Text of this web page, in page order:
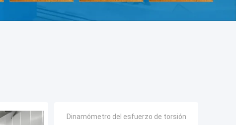
Dinamómetro del esfuerzo de torsión